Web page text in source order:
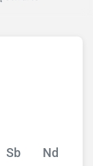
Sb
Nd